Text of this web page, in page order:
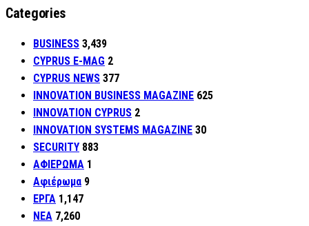
Categories
BUSINESS 3,439
CYPRUS E-MAG 2
CYPRUS NEWS 377
INNOVATION BUSINESS MAGAZINE 625
INNOVATION CYPRUS 2
INNOVATION SYSTEMS MAGAZINE 30
SECURITY 883
ΑΦΙΕΡΩΜΑ 1
Αφιέρωμα 9
ΕΡΓΑ 1,147
ΝΕΑ 7,260